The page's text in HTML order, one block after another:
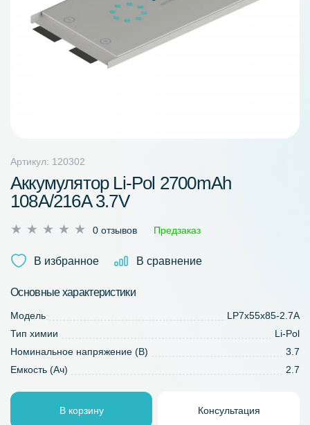
Артикул: 120302
Аккумулятор Li-Pol 2700mAh
108A/216A 3.7V
Оценка
из
0 отзывов Предзаказ
В избранное В сравнение
Основные характеристики
Модель
LP7x55x85-2.7A
Тип химии
Li-Pol
Номинальное напряжение (В)
3.7
Емкость (Ач)
2.7
В корзину Консультация